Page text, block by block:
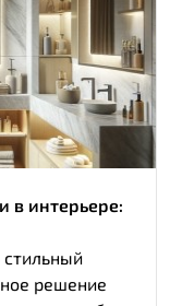
в интерьере:
решение